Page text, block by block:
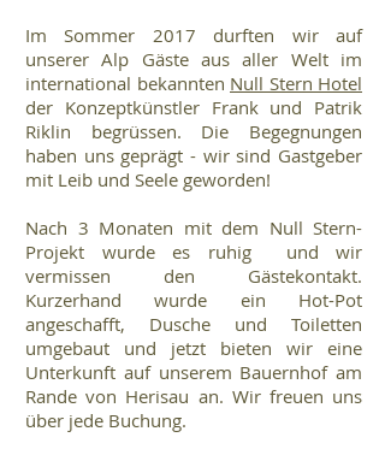
Im Sommer 2017 durften wir auf
unserer Alp Gäste aus aller Welt im
international bekannten Null Stern Hotel
der Konzeptkünstler Frank und Patrik
Riklin begrüssen. Die Begegnungen
haben uns geprägt - wir sind Gastgeber
mit Leib und Seele geworden!
Nach 3 Monaten mit dem Null Stern-
Projekt wurde es ruhig und wir
vermissen den Gästekontakt.
Kurzerhand wurde ein Hot-Pot
angeschafft, Dusche und Toiletten
umgebaut und jetzt bieten wir eine
Unterkunft auf unserem Bauernhof am
Rande von Herisau an. Wir freuen uns
über jede Buchung.